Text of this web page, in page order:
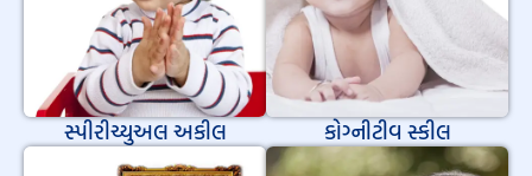
સ્પીરીચ્યુઅલ અકીલ કોગ્નીટીવ સ્કીલ